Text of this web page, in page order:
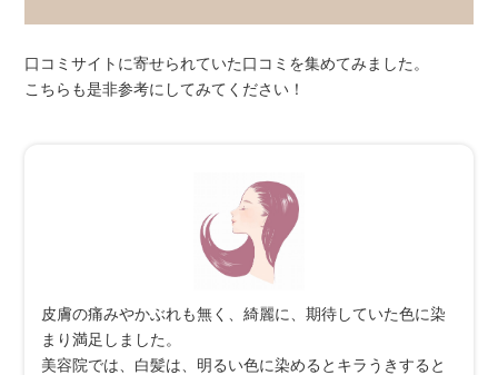
口コミサイトに寄せられていた口コミを集めてみました。
こちらも是非参考にしてみてください！
皮膚の痛みやかぶれも無く、綺麗に、期待していた色に染
まり満足しました。
美容院では、白髪は、明るい色に染めるとキラうきすると